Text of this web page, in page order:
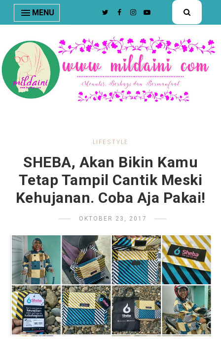
nav#menunav { border-bottom: 1px solid #e8e8e8; }
MENU
LIFESTYLE
SHEBA, Akan Bikin Kamu
Tetap Tampil Cantik Meski
Kehujanan. Coba Aja Pakai!
OKTOBER 23, 2017